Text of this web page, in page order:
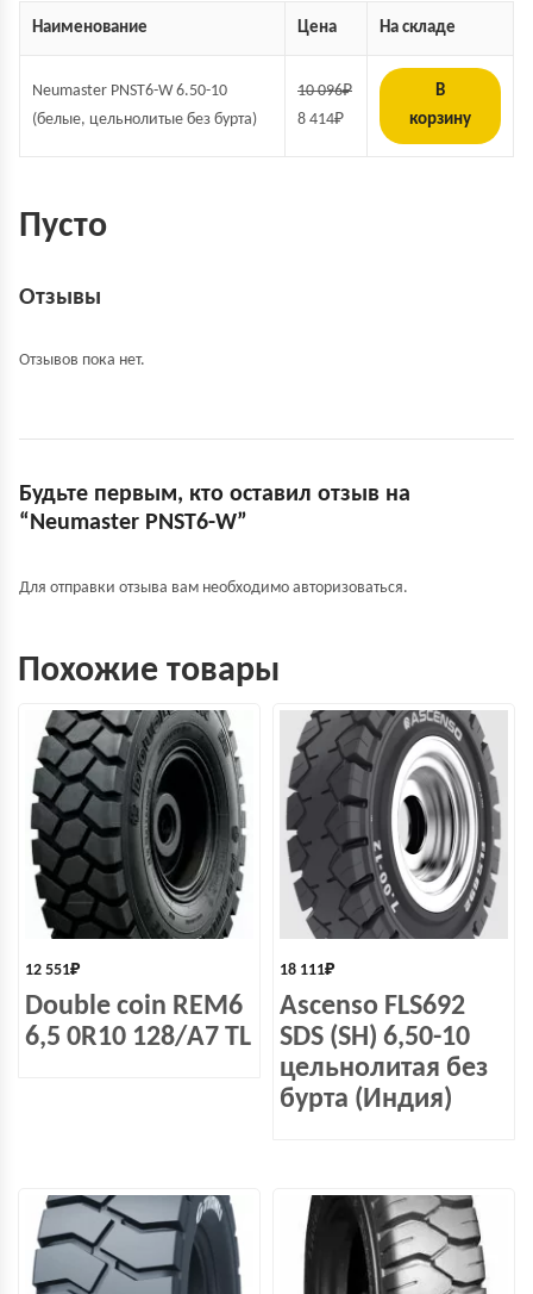
Наименование Цена На складе
Neumaster PNST6-W 6.50-10
(белые, цельнолитые без бурта)
10 096₽
8 414₽
В
корзину
Пусто
Отзывы
Отзывов пока нет.
Будьте первым, кто оставил отзыв на
“Neumaster PNST6-W”
Для отправки отзыва вам необходимо авторизоваться.
Похожие товары
12 551₽
Double coin REM6
6,5 0R10 128/А7 TL
18 111₽
Ascenso FLS692
SDS (SH) 6,50-10
цельнолитая без
бурта (Индия)